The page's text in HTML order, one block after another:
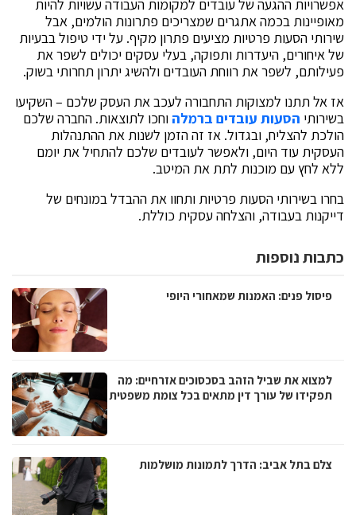
אפשרויות ההגעה של עובדים למקומות העבודה עשויות להיות
מאופיינות בכמה אתגרים שמצריכים פתרונות הולמים, אבל
שירותי הסעות פרטיות מציעים פתרון מקיף. על ידי טיפול בבעיות
של איחורים, היעדרות ותפוקה, בעלי עסקים יכולים לשפר את
פעילותם, לשפר את רווחת העובדים ולהשיג יתרון תחרותי בשוק.
אז אל תתנו למצוקות התחבורה לעכב את העסק שלכם – השקיעו
בשירותי הסעות עובדים ברמלה וחכו לתוצאות. החברה שלכם
הולכת להצליח, ובגדול. אז זה הזמן לשנות את ההתנהלות
העסקית עוד היום, ולאפשר לעובדים שלכם להתחיל את יומם
ללא לחץ עם מוכנות לתת את המיטב.
בחרו בשירותי הסעות פרטיות ותחוו את ההבדל במונחים של
דייקנות בעבודה, והצלחה עסקית כוללת.
כתבות נוספות
פיסול פנים: האמנות שמאחורי היופי
למצוא את שביל הזהב בסכסוכים אזרחיים: מה
תפקידו של עורך דין מתאים בכל צומת משפטית
צלם בתל אביב: הדרך לתמונות מושלמות